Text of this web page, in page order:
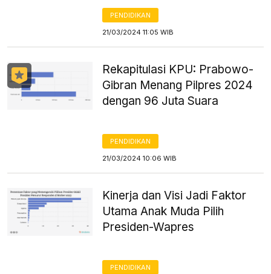
PENDIDIKAN
21/03/2024 11:05 WIB
Rekapitulasi KPU: Prabowo-
Gibran Menang Pilpres 2024
dengan 96 Juta Suara
PENDIDIKAN
21/03/2024 10:06 WIB
Kinerja dan Visi Jadi Faktor
Utama Anak Muda Pilih
Presiden-Wapres
PENDIDIKAN